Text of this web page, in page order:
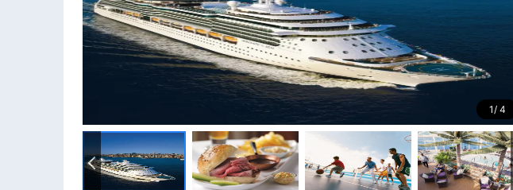
1 4